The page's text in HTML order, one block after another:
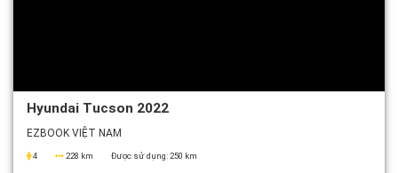
Hyundai Tucson 2022
EZBOOK VIỆT NAM
4 228 km Được sử dụng:250 km